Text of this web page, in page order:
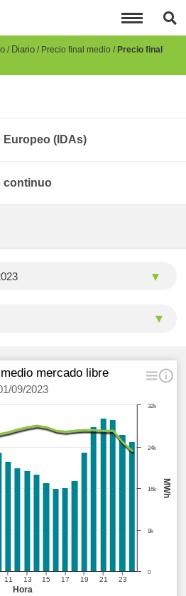
Diario Precio final medio Precio final
Europeo (IDAs)
continuo
Hora
MWh
mercado libre
09/2023
11 13 15 17 19 21 23
0
8k
16k
24k
32k